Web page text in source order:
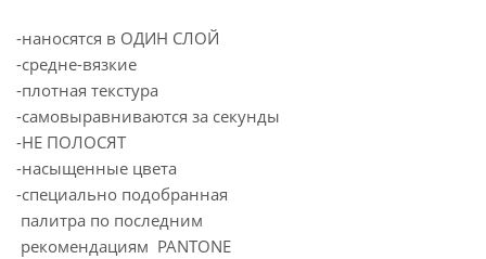
-наносятся в ОДИН СЛОЙ
-cредне-вязкие
-плотная текстура
-самовыравниваются за секунды
-НЕ ПОЛОСЯТ
-насыщенные цвета
-специально подобранная
палитра по последним
рекомендациям PANTONE